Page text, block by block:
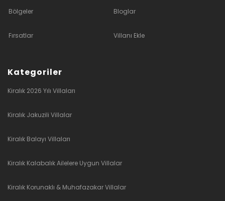
Bölgeler Bloglar
Fırsatlar Villanı Ekle
Kategoriler
Kiralık 2026 Yılı Villaları
Kiralık Jakuzili Villalar
Kiralık Balayı Villaları
Kiralık Kalabalık Ailelere Uygun Villalar
Kiralık Korunaklı & Muhafazakar Villalar